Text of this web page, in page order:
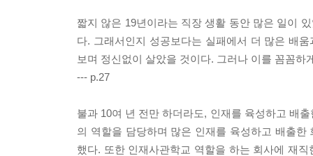
짧지 않은 19년이라는 직장 생활 동안 많은 일이
다. 그래서인지 성공보다는 실패에서 더 많은 배
보며 정신없이 살았을 것이다. 그러나 이를 꼼꼼
--- p.27
불과 10여 년 전만 하더라도, 인재를 육성하고 배
의 역할을 담당하며 많은 인재를 육성하고 배출
했다. 또한 인재사관학교 역할을 하는 회사에 재